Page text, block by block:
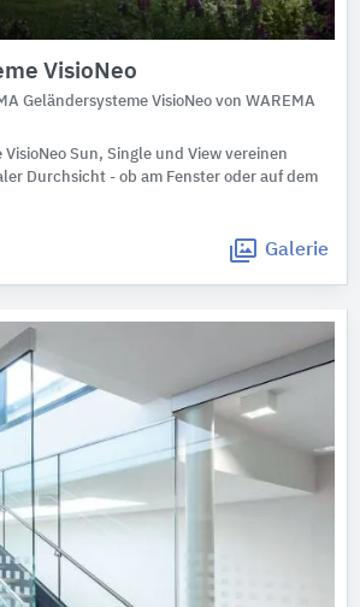
VisioNeo
Geländersysteme VisioNeo von WAREMA
VisioNeo Sun, Single und View vereinen
Durchsicht - ob am Fenster oder auf dem
Galerie